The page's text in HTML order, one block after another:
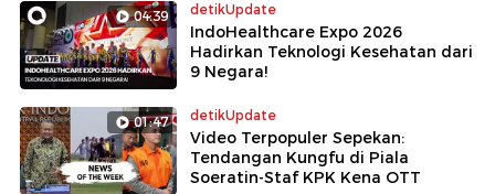
04:39 detikUpdate
IndoHealthcare Expo 2026
Hadirkan Teknologi Kesehatan dari
9 Negara!
01:47 detikUpdate
Video Terpopuler Sepekan:
Tendangan Kungfu di Piala
Soeratin-Staf KPK Kena OTT